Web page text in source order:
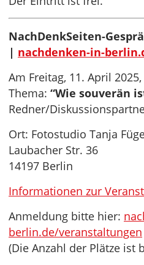
NachDenkSeiten-
| nachdenken-in-
Am Freitag, 11. April
Thema: “Wie souverän
Redner/
Ort: Fotostudio Tanja
Laubacher Str. 36
14197 Berlin
Informationen zur
Anmeldung bitte hier:
berlin.de/veranstaltungen
(Die Anzahl der Plätze ist